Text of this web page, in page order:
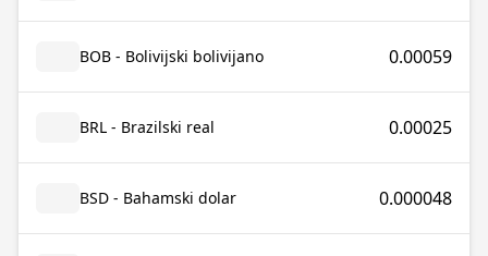
BOB - Bolivijski bolivijano 0.00059
BRL - Brazilski real 0.00025
BSD - Bahamski dolar 0.000048